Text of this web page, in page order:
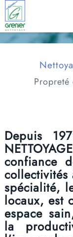
Depuis
confiance
collectivités
spécialité,
locaux, est
espace
la